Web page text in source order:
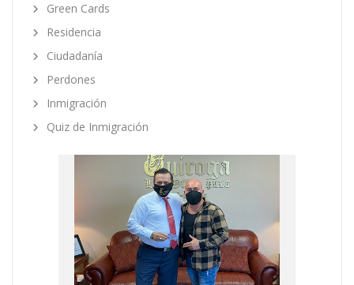
Green Cards
Residencia
Ciudadanía
Perdones
Inmigración
Quiz de Inmigración